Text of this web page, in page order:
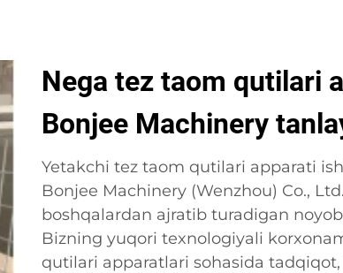
Nega tez taom qutilari
Bonjee Machinery
Yetakchi tez taom qutilari apparati
Bonjee Machinery (Wenzhou) Co.,
boshqalardan ajratib turadigan
Bizning yuqori texnologiyali
qutilari apparatlari sohasida